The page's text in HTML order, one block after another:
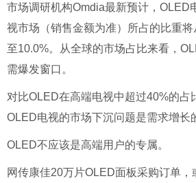
市场调研机构Omdia最新预计，OLED
视市场（销售金额为准）所占的比重
至10.0%。从全球的市场占比来看，
需爆发窗口。
对比OLED在高端电视中超过40%的占
OLED电视的市场下沉问题是需求增长
OLED不应该是高端用户的专属。
网传康佳20万片OLED面板采购订单，